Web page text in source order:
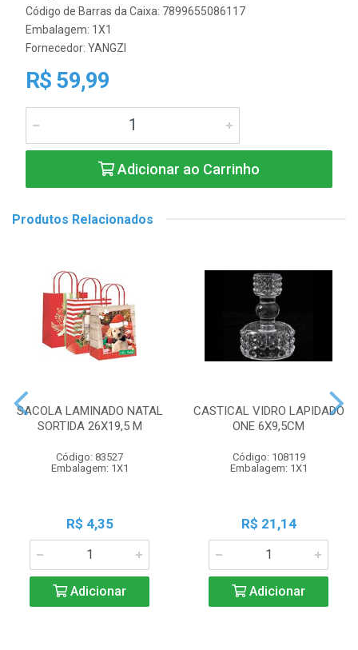
Código de Barras da Caixa: 7899655086117
Embalagem: 1X1
Fornecedor: YANGZI
R$ 59,99
Adicionar ao Carrinho
Produtos Relacionados
SACOLA LAMINADO NATAL
SORTIDA 26X19,5 M
Código: 83527
Embalagem: 1X1
R$ 4,35
Adicionar
CASTICAL VIDRO LAPIDADO
ONE 6X9,5CM
Código: 108119
Embalagem: 1X1
R$ 21,14
Adicionar